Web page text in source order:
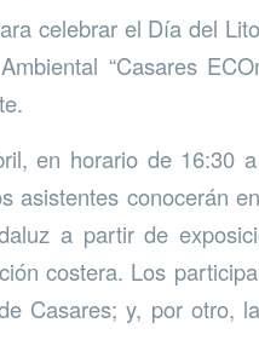
celebrar el Día del
“Casares
en horario de 16:30
asistentes conocerán
a partir de
costera. Los
Casares; y, por otro,